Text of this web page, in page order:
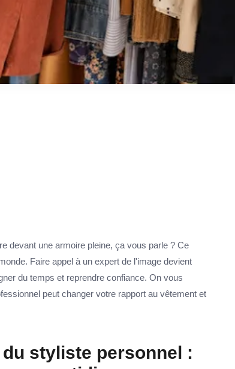
devant une armoire pleine, ça vous parle ? Ce
Faire appel à un expert de l'image devient
du temps et reprendre confiance. On vous
peut changer votre rapport au vêtement et
styliste personnel :